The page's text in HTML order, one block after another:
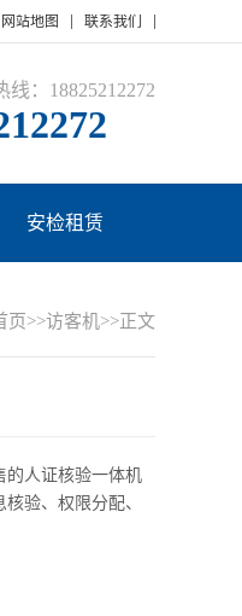
网站地图 联系我们
线：18825212272
安检租赁
页>>访客机>>正文
的人证核验一体机
验、权限分配、